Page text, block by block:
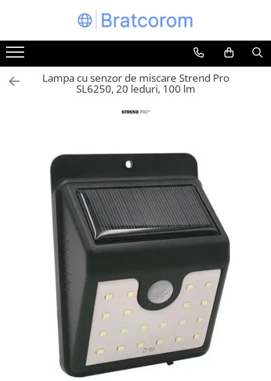
Toate Produsele
Articole animale
Adapatoare animale
Bucatarii de vara Tuozi
Articole ambalare
Articole bucatarie
Articole mobila
Articole organizare
Articole Sportive
Cutii postale
Electronice si electrocasnice
Incalzire si racire
Lampa cu senzor de miscare Strend Pro
SL6250, 20 leduri, 100 lm